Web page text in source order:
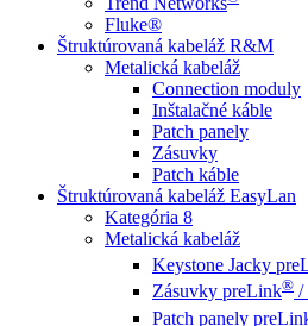
Fluke®
Štruktúrovaná kabeláž R&M
Metalická kabeláž
Connection moduly
Inštalačné káble
Patch panely
Zásuvky
Patch káble
Štruktúrovaná kabeláž EasyLan
Kategória 8
Metalická kabeláž
Keystone Jacky
Zásuvky preLink® /
Patch panely